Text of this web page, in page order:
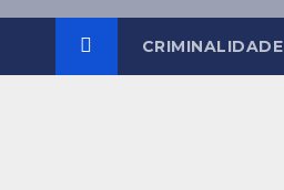
CRIMINALIDADE